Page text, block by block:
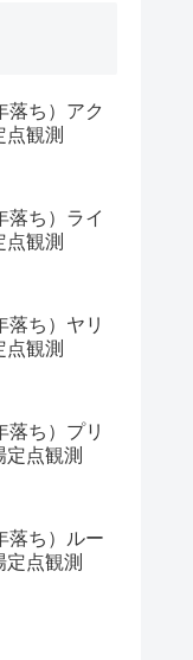
落ち）アク
点観測
落ち）ライ
点観測
落ち）ヤリ
点観測
落ち）プリ
定点観測
落ち）ルー
定点観測